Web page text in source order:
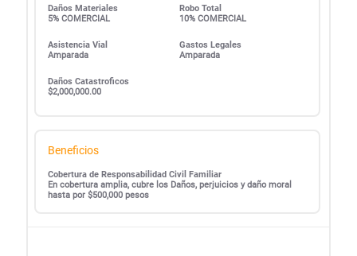
Daños Materiales
5% COMERCIAL
Robo Total
10% COMERCIAL
Asistencia Vial
Amparada
Gastos Legales
Amparada
Daños Catastroficos
$2,000,000.00
Beneficios
Cobertura de Responsabilidad Civil Familiar
En cobertura amplia, cubre los Daños, perjuicios y daño moral
hasta por $500,000 pesos